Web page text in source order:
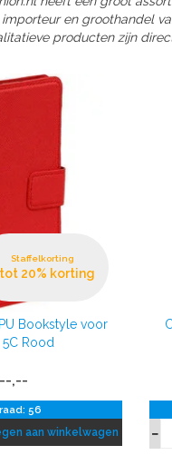
importeur en groothandel
producten zijn
Staffelkorting
20% korting
Bookstyle voor
Rood
,--
56
aan winkelwagen